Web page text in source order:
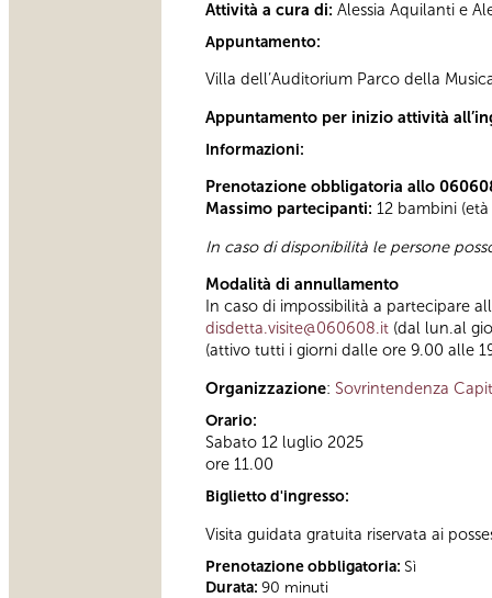
Attività a cura di: Alessia Aquilanti e
Appuntamento:
Villa dell’Auditorium Parco della
Appuntamento per inizio attività
Informazioni:
Prenotazione obbligatoria allo
Massimo partecipanti: 12 bambini
In caso di disponibilità le persone
Modalità di annullamento
In caso di impossibilità a partecipare
disdetta.visite@060608.it (dal lun.al
(attivo tutti i giorni dalle ore 9.00 alle
Organizzazione: Sovrintendenza
Orario:
Sabato 12 luglio 2025
ore 11.00
Biglietto d'ingresso:
Visita guidata gratuita riservata ai
Prenotazione obbligatoria: Sì
Durata: 90 minuti